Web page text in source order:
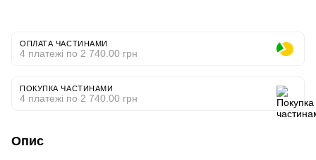
ОПЛАТА ЧАСТИНАМИ
4 платежі по 2 740.00 грн
ПОКУПКА ЧАСТИНАМИ
4 платежі по 2 740.00 грн
Опис